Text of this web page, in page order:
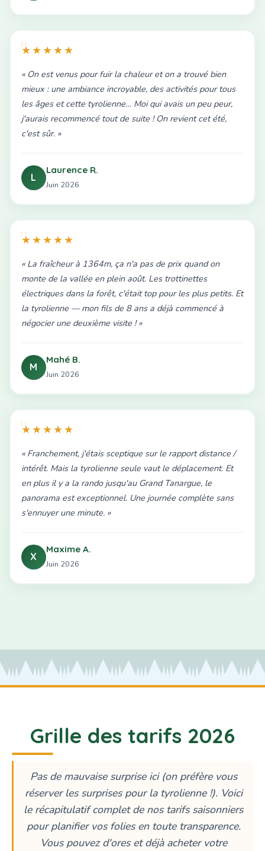
★★★★★
« On est venus pour fuir la chaleur et on a trouvé bien
mieux : une ambiance incroyable, des activités pour tous
les âges et cette tyrolienne… Moi qui avais un peu peur,
j'aurais recommencé tout de suite ! On revient cet été,
c'est sûr. »
L
Laurence R.
Juin 2026
★★★★★
« La fraîcheur à 1364m, ça n'a pas de prix quand on
monte de la vallée en plein août. Les trottinettes
électriques dans la forêt, c'était top pour les plus petits. Et
la tyrolienne — mon fils de 8 ans a déjà commencé à
négocier une deuxième visite ! »
M
Mahé B.
Juin 2026
★★★★★
« Franchement, j'étais sceptique sur le rapport distance /
intérêt. Mais la tyrolienne seule vaut le déplacement. Et
en plus il y a la rando jusqu'au Grand Tanargue, le
panorama est exceptionnel. Une journée complète sans
s'ennuyer une minute. »
X
Maxime A.
Juin 2026
Grille des tarifs 2026
Pas de mauvaise surprise ici (on préfère vous
réserver les surprises pour la tyrolienne !). Voici
le récapitulatif complet de nos tarifs saisonniers
pour planifier vos folies en toute transparence.
Vous pouvez d'ores et déjà acheter votre